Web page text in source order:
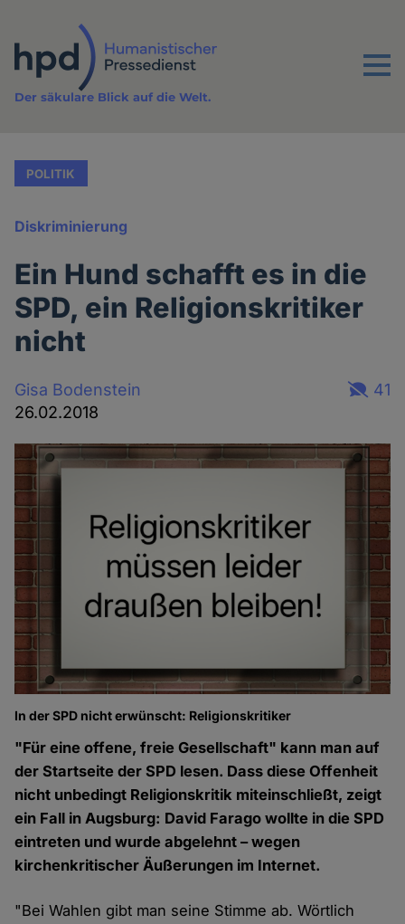
Inhalt
Menu
Der säkulare Blick auf die Welt.
POLITIK
Diskriminierung
Ein Hund schafft es in die
SPD, ein Religionskritiker
nicht
Gisa Bodenstein
26.02.2018
41
In der SPD nicht erwünscht: Religionskritiker
"Für eine offene, freie Gesellschaft" kann man auf
der Startseite der SPD lesen. Dass diese Offenheit
nicht unbedingt Religionskritik miteinschließt, zeigt
ein Fall in Augsburg: David Farago wollte in die SPD
eintreten und wurde abgelehnt – wegen
kirchenkritischer Äußerungen im Internet.
"Bei Wahlen gibt man seine Stimme ab. Wörtlich